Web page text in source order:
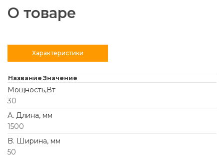
О товаре
Характеристики
Название Значение
Мощность,Вт
30
А. Длина, мм
1500
B. Ширина, мм
50